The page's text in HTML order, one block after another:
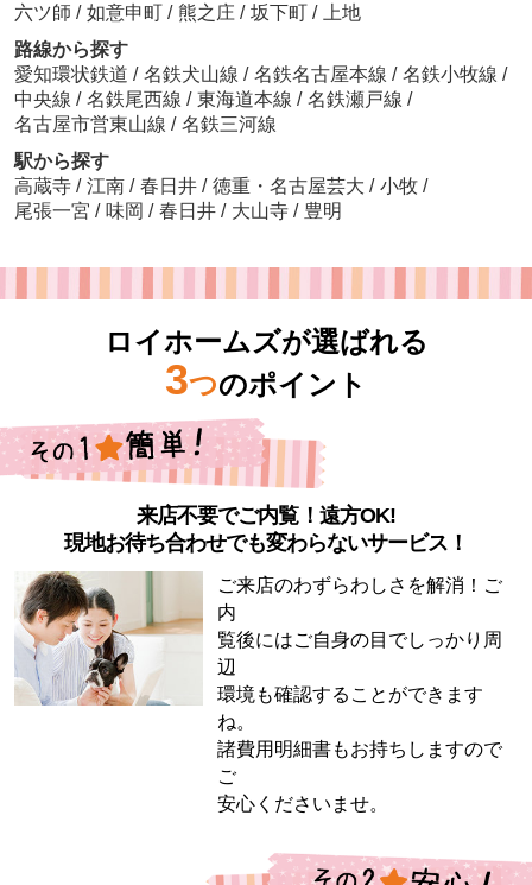
六ツ師 / 如意申町 / 熊之庄 / 坂下町 /
上地
路線から探す
愛知環状鉄道 / 名鉄犬山線 / 名鉄名古屋本線 / 名鉄小牧線 /
中央線 / 名鉄尾西線 / 東海道本線 / 名鉄瀬戸線 /
名古屋市営東山線 / 名鉄三河線
駅から探す
高蔵寺 / 江南 / 春日井 / 徳重・名古屋芸大 / 小牧 /
尾張一宮 / 味岡 / 春日井 / 大山寺 / 豊明
ロイホームズが選ばれる
3つのポイント
来店不要でご内覧！遠方OK!
現地お待ち合わせでも変わらないサービス！
ご来店のわずらわしさを解消！ご
内
覧後にはご自身の目でしっかり周
辺
環境も確認することができます
ね。
諸費用明細書もお持ちしますので
ご
安心くださいませ。